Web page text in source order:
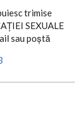
trimise
SEXUALE
sau poştă